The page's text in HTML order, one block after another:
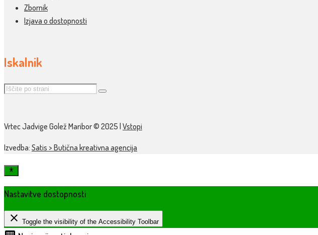
Zbornik
Izjava o dostopnosti
Iskalnik
Vrtec Jadvige Golež Maribor © 2025 | Vstopi
Izvedba: Satis > Butična kreativna agencija
Nastavitve dostopnosti
close Toggle the visibility of the Accessibility Toolbar